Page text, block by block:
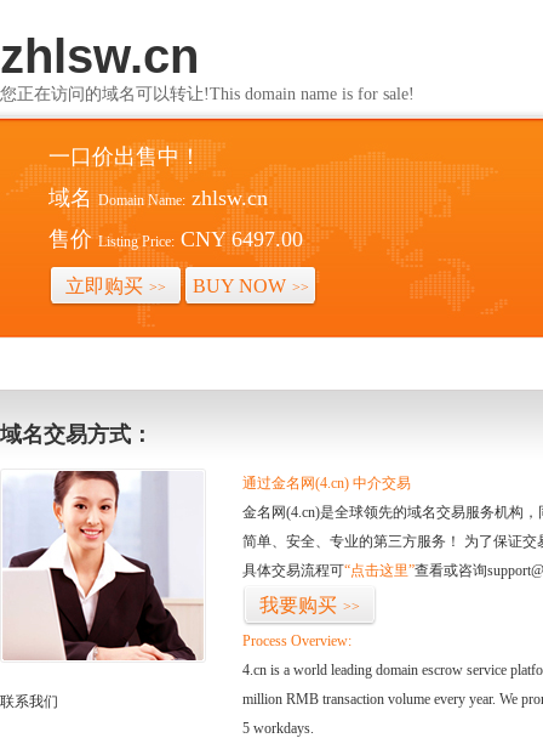
zhlsw.cn
您正在访问的域名可以转让!This domain name is for sale!
一口价出售中！
域名 Domain Name: zhlsw.cn
售价 Listing Price: CNY 6497.00
立即购买 >> BUY NOW >>
域名交易方式：
联系我们
通过金名网(4.cn) 中介交易
金名网(4.cn)是全球领先的域名交易服务机构
简单、安全、专业的第三方服务！ 为了保证
具体交易流程可“点击这里”查看或咨询
我要购买 >>
Process Overview:
4.cn is a world leading domain escrow service
million RMB transaction volume every year. We
5 workdays.